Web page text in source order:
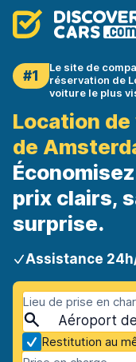
#1
Le site de
réservation de
voiture le plus
Location de
de
prix clairs,
surprise.
Assistance
Lieu de prise en
Restitution au